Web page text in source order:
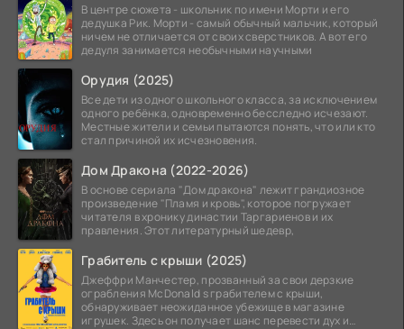
В центре сюжета - школьник по имени Морти и его
дедушка Рик. Морти - самый обычный мальчик, который
ничем не отличается от своих сверстников. А вот его
дедуля занимается необычными научными
Орудия (2025)
Все дети из одного школьного класса, за исключением
одного ребёнка, одновременно бесследно исчезают.
Местные жители и семьи пытаются понять, что или кто
стал причиной их исчезновения.
Дом Дракона (2022-2026)
В основе сериала "Дом дракона" лежит грандиозное
произведение "Пламя и кровь", которое погружает
читателя в хронику династии Таргариенов и их
правления. Этот литературный шедевр,
Грабитель с крыши (2025)
Джеффри Манчестер, прозванный за свои дерзкие
ограбления McDonald s грабителем с крыши,
обнаруживает неожиданное убежище в магазине
игрушек. Здесь он получает шанс перевести дух и